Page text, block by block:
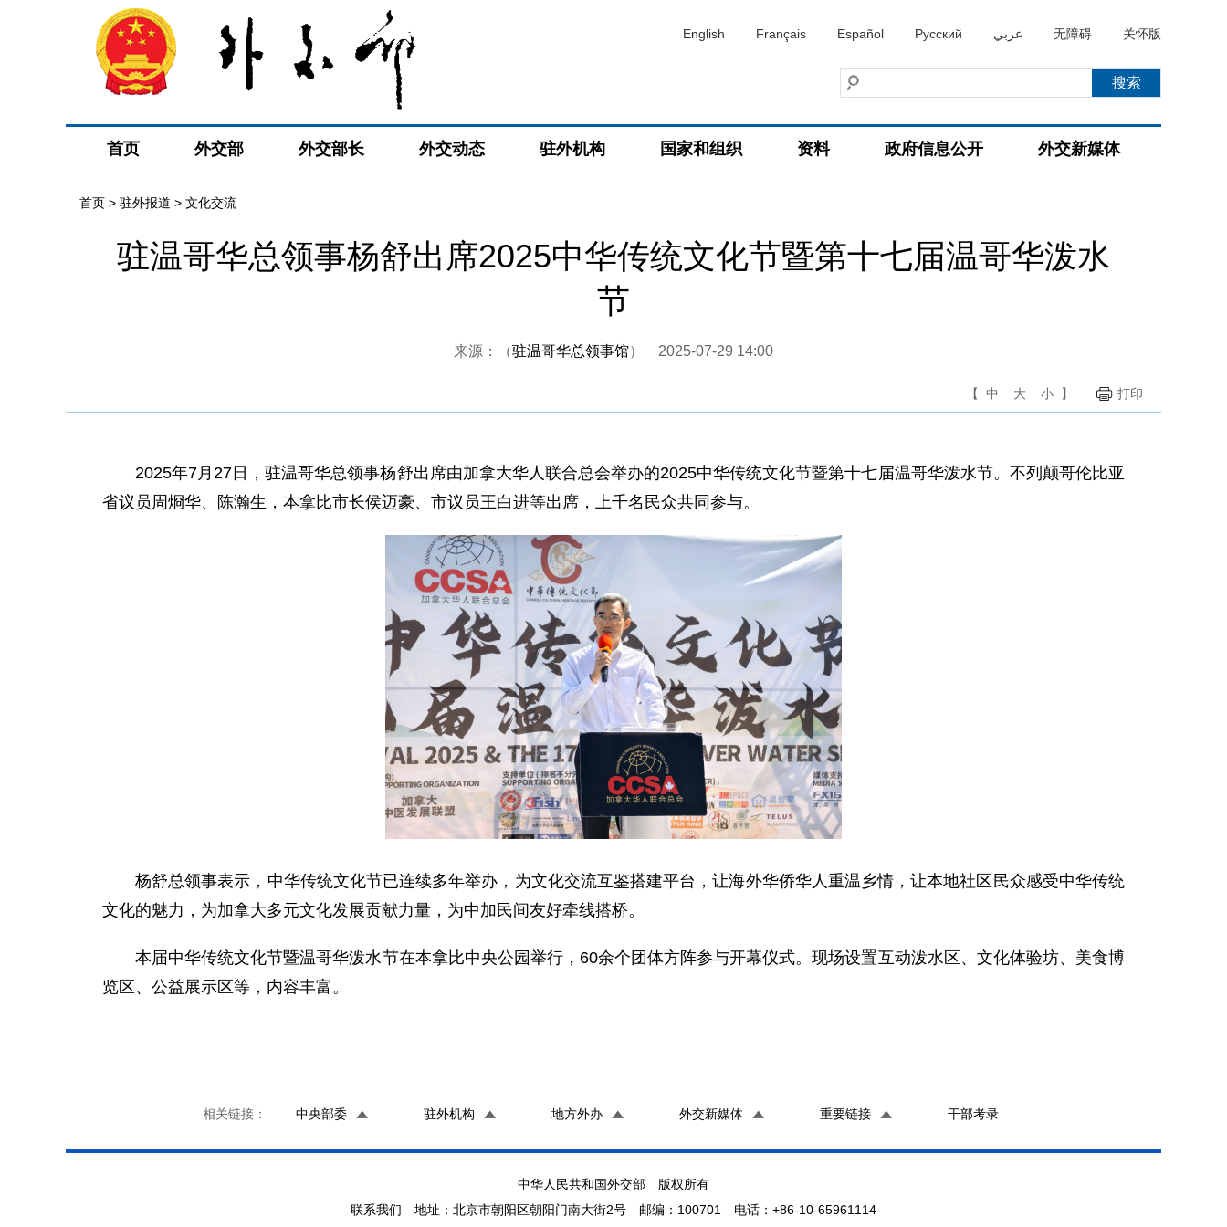
English Français Español Русский عربي 无障碍 关怀版
首页 外交部 外交部长 外交动态 驻外机构 国家和组织 资料 政府信息公开 外交新媒体
首页 > 驻外报道 > 文化交流
驻温哥华总领事杨舒出席2025中华传统文化节暨第十七届温哥华泼水
节
来源：（驻温哥华总领事馆） 2025-07-29 14:00
【 中 大 小 】 打印
2025年7月27日，驻温哥华总领事杨舒出席由加拿大华人联合总会举办的2025中华传统文化节暨第十七届温哥华泼水节。不列颠哥伦比亚
省议员周烱华、陈瀚生，本拿比市长侯迈豪、市议员王白进等出席，上千名民众共同参与。
杨舒总领事表示，中华传统文化节已连续多年举办，为文化交流互鉴搭建平台，让海外华侨华人重温乡情，让本地社区民众感受中华传统
文化的魅力，为加拿大多元文化发展贡献力量，为中加民间友好牵线搭桥。
本届中华传统文化节暨温哥华泼水节在本拿比中央公园举行，60余个团体方阵参与开幕仪式。现场设置互动泼水区、文化体验坊、美食博
览区、公益展示区等，内容丰富。
相关链接： 中央部委 驻外机构 地方外办 外交新媒体 重要链接 干部考录
中华人民共和国外交部 版权所有
联系我们 地址：北京市朝阳区朝阳门南大街2号 邮编：100701 电话：+86-10-65961114